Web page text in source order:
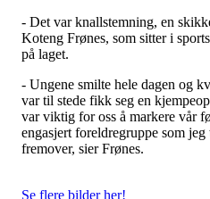
- Det var knallstemning, en
Koteng Frønes, som sitter i
på laget.
- Ungene smilte hele dagen og
var til stede fikk seg en
var viktig for oss å markere vår
engasjert foreldregruppe som
fremover, sier Frønes.
Se flere bilder her!